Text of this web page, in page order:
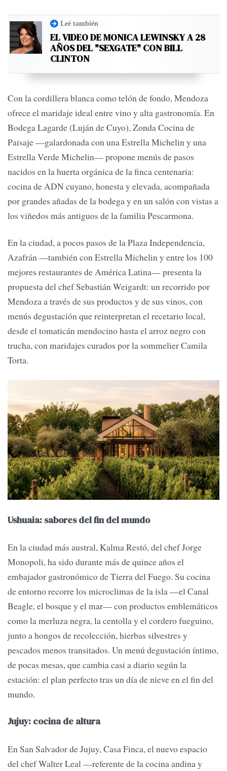
Leé también
EL VIDEO DE MONICA LEWINSKY A 28
AÑOS DEL "SEXGATE" CON BILL
CLINTON
Con la cordillera blanca como telón de fondo, Mendoza
ofrece el maridaje ideal entre vino y alta gastronomía. En
Bodega Lagarde (Luján de Cuyo), Zonda Cocina de
Paisaje —galardonada con una Estrella Michelin y una
Estrella Verde Michelin— propone menús de pasos
nacidos en la huerta orgánica de la finca centenaria:
cocina de ADN cuyano, honesta y elevada, acompañada
por grandes añadas de la bodega y en un salón con vistas a
los viñedos más antiguos de la familia Pescarmona.
En la ciudad, a pocos pasos de la Plaza Independencia,
Azafrán —también con Estrella Michelin y entre los 100
mejores restaurantes de América Latina— presenta la
propuesta del chef Sebastián Weigardt: un recorrido por
Mendoza a través de sus productos y de sus vinos, con
menús degustación que reinterpretan el recetario local,
desde el tomaticán mendocino hasta el arroz negro con
trucha, con maridajes curados por la sommelier Camila
Torta.
Ushuaia: sabores del fin del mundo
En la ciudad más austral, Kalma Restó, del chef Jorge
Monopoli, ha sido durante más de quince años el
embajador gastronómico de Tierra del Fuego. Su cocina
de entorno recorre los microclimas de la isla —el Canal
Beagle, el bosque y el mar— con productos emblemáticos
como la merluza negra, la centolla y el cordero fueguino,
junto a hongos de recolección, hierbas silvestres y
pescados menos transitados. Un menú degustación íntimo,
de pocas mesas, que cambia casi a diario según la
estación: el plan perfecto tras un día de nieve en el fin del
mundo.
Jujuy: cocina de altura
En San Salvador de Jujuy, Casa Finca, el nuevo espacio
del chef Walter Leal —referente de la cocina andina y